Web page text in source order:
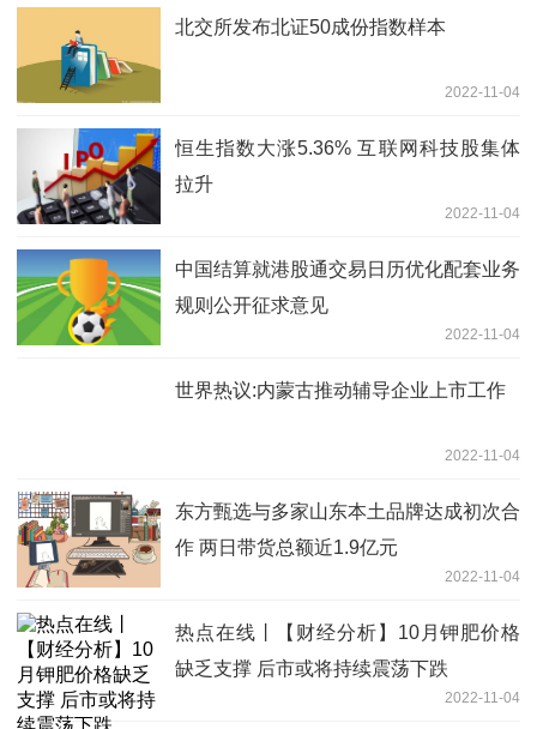
北交所发布北证50成份指数样本
2022-11-04
恒生指数大涨5.36% 互联网科技股集体
拉升
2022-11-04
中国结算就港股通交易日历优化配套业务
规则公开征求意见
2022-11-04
世界热议:内蒙古推动辅导企业上市工作
2022-11-04
东方甄选与多家山东本土品牌达成初次合
作 两日带货总额近1.9亿元
2022-11-04
热点在线丨【财经分析】10月钾肥价格
缺乏支撑 后市或将持续震荡下跌
2022-11-04